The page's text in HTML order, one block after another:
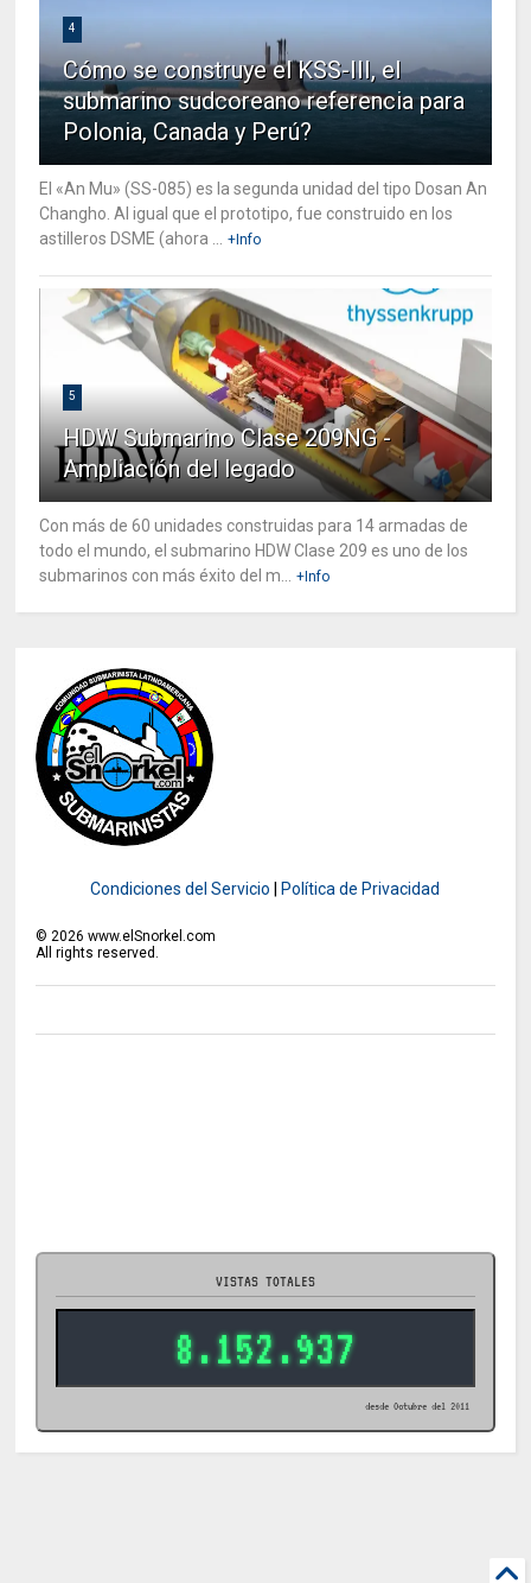
4
Cómo se construye el KSS-III, el
submarino sudcoreano referencia para
Polonia, Canada y Perú?
El «An Mu» (SS-085) es la segunda unidad del tipo Dosan An
Changho. Al igual que el prototipo, fue construido en los
astilleros DSME (ahora ...
+Info
5
HDW Submarino Clase 209NG -
Ampliación del legado
Con más de 60 unidades construidas para 14 armadas de
todo el mundo, el submarino HDW Clase 209 es uno de los
submarinos con más éxito del m...
+Info
Condiciones del Servicio Política de Privacidad
© 2026 www.elSnorkel.com
All rights reserved.
VISTAS TOTALES
8.152.937
desde Octubre del 2011